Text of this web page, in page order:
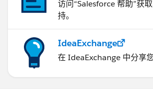
访问“Salesforce 帮助”获
持。
IdeaExchange
在 IdeaExchange 中分享您